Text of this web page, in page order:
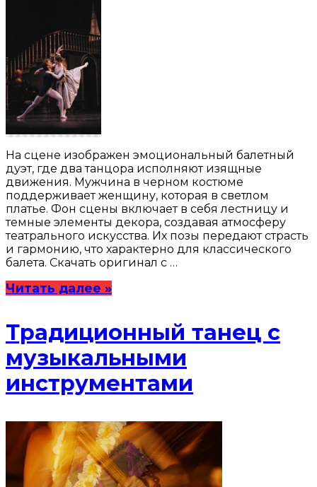
На сцене изображен эмоциональный балетный
дуэт, где два танцора исполняют изящные
движения. Мужчина в черном костюме
поддерживает женщину, которая в светлом
платье. Фон сцены включает в себя лестницу и
темные элементы декора, создавая атмосферу
театрального искусства. Их позы передают страсть
и гармонию, что характерно для классического
балета. Скачать оригинал с …
Читать далее »
Традиционный танец с
музыкальными
инструментами